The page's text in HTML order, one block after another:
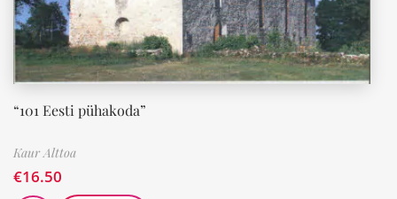
“101 Eesti pühakoda”
Kaur Alttoa
€16.50